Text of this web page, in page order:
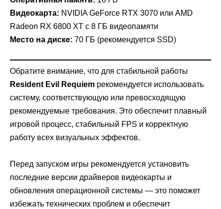
Видеокарта: NVIDIA GeForce RTX 3070 или AMD
Radeon RX 6800 XT с 8 ГБ видеопамяти
Место на диске: 70 ГБ (рекомендуется SSD)
Обратите внимание, что для стабильной работы
Resident Evil Requiem рекомендуется использовать
систему, соответствующую или превосходящую
рекомендуемые требования. Это обеспечит плавный
игровой процесс, стабильный FPS и корректную
работу всех визуальных эффектов.
Перед запуском игры рекомендуется установить
последние версии драйверов видеокарты и
обновления операционной системы — это поможет
избежать технических проблем и обеспечит